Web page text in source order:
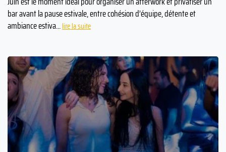
bar avant la pause estivale, entre cohésion d’équipe, détente et
ambiance estiva...lire la suite